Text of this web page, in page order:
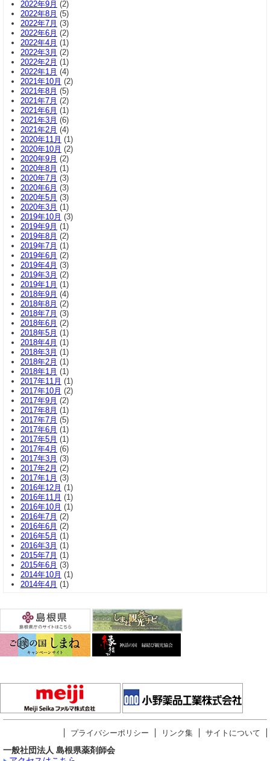
2022年9月 (2)
2022年8月 (5)
2022年7月 (3)
2022年6月 (2)
2022年4月 (1)
2022年3月 (2)
2022年2月 (1)
2022年1月 (4)
2021年10月 (2)
2021年8月 (5)
2021年7月 (2)
2021年6月 (1)
2021年3月 (6)
2021年2月 (4)
2020年11月 (1)
2020年10月 (2)
2020年9月 (2)
2020年8月 (1)
2020年7月 (3)
2020年6月 (3)
2020年5月 (3)
2020年3月 (1)
2019年10月 (3)
2019年9月 (1)
2019年8月 (2)
2019年7月 (1)
2019年6月 (2)
2019年4月 (3)
2019年3月 (2)
2019年1月 (1)
2018年9月 (4)
2018年8月 (2)
2018年7月 (3)
2018年6月 (2)
2018年5月 (1)
2018年4月 (1)
2018年3月 (1)
2018年2月 (1)
2018年1月 (1)
2017年11月 (1)
2017年10月 (2)
2017年9月 (2)
2017年8月 (1)
2017年7月 (5)
2017年6月 (1)
2017年5月 (1)
2017年4月 (6)
2017年3月 (3)
2017年2月 (2)
2017年1月 (3)
2016年12月 (1)
2016年11月 (1)
2016年10月 (1)
2016年7月 (2)
2016年6月 (2)
2016年5月 (1)
2016年3月 (1)
2015年7月 (1)
2015年6月 (3)
2014年10月 (1)
2014年4月 (1)
プライバシーポリシー リンク集 サイトについて
一般社団法人 島根県薬剤師会